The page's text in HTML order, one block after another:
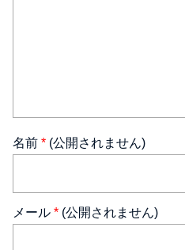
名前 * (公開されません)
メール * (公開されません)